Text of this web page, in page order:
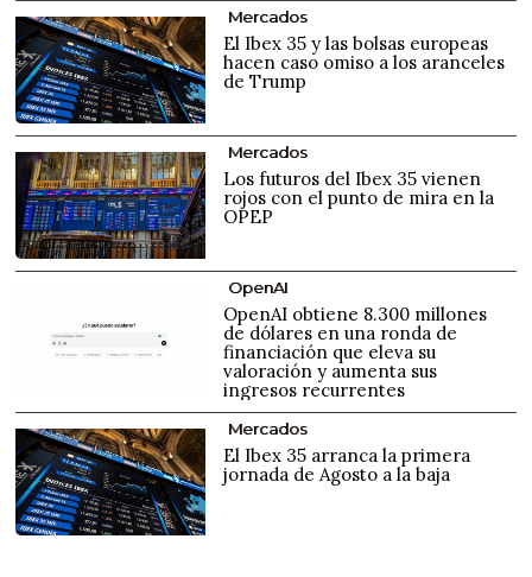
Mercados
El Ibex 35 y las bolsas europeas
hacen caso omiso a los aranceles
de Trump
Mercados
Los futuros del Ibex 35 vienen
rojos con el punto de mira en la
OPEP
OpenAI
OpenAI obtiene 8.300 millones
de dólares en una ronda de
financiación que eleva su
valoración y aumenta sus
ingresos recurrentes
Mercados
El Ibex 35 arranca la primera
jornada de Agosto a la baja